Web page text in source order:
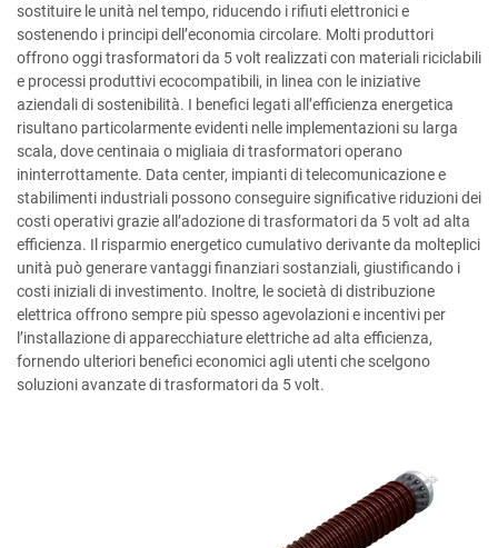
sostituire le unità nel tempo, riducendo i rifiuti elettronici e
sostenendo i principi dell’economia circolare. Molti produttori
offrono oggi trasformatori da 5 volt realizzati con materiali riciclabili
e processi produttivi ecocompatibili, in linea con le iniziative
aziendali di sostenibilità. I benefici legati all’efficienza energetica
risultano particolarmente evidenti nelle implementazioni su larga
scala, dove centinaia o migliaia di trasformatori operano
ininterrottamente. Data center, impianti di telecomunicazione e
stabilimenti industriali possono conseguire significative riduzioni dei
costi operativi grazie all’adozione di trasformatori da 5 volt ad alta
efficienza. Il risparmio energetico cumulativo derivante da molteplici
unità può generare vantaggi finanziari sostanziali, giustificando i
costi iniziali di investimento. Inoltre, le società di distribuzione
elettrica offrono sempre più spesso agevolazioni e incentivi per
l’installazione di apparecchiature elettriche ad alta efficienza,
fornendo ulteriori benefici economici agli utenti che scelgono
soluzioni avanzate di trasformatori da 5 volt.